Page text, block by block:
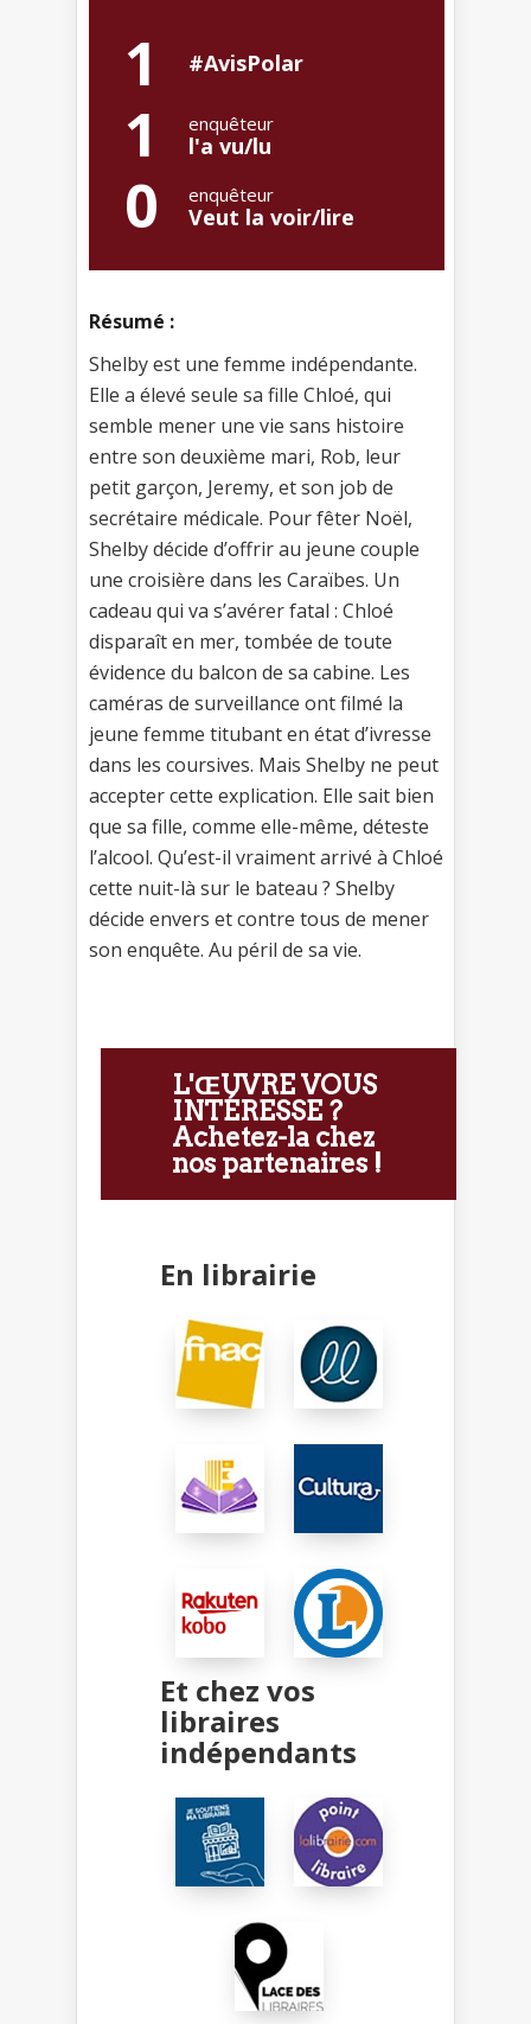
1 #AvisPolar
1 enquêteur
l'a vu/lu
0 enquêteur
Veut la voir/lire
Résumé :
Shelby est une femme indépendante.
Elle a élevé seule sa fille Chloé, qui
semble mener une vie sans histoire
entre son deuxième mari, Rob, leur
petit garçon, Jeremy, et son job de
secrétaire médicale. Pour fêter Noël,
Shelby décide d’offrir au jeune couple
une croisière dans les Caraïbes. Un
cadeau qui va s’avérer fatal : Chloé
disparaît en mer, tombée de toute
évidence du balcon de sa cabine. Les
caméras de surveillance ont filmé la
jeune femme titubant en état d’ivresse
dans les coursives. Mais Shelby ne peut
accepter cette explication. Elle sait bien
que sa fille, comme elle-même, déteste
l’alcool. Qu’est-il vraiment arrivé à Chloé
cette nuit-là sur le bateau ? Shelby
décide envers et contre tous de mener
son enquête. Au péril de sa vie.
L'ŒUVRE VOUS
INTÉRESSE ?
Achetez-la chez
nos partenaires !
En librairie
Et chez vos
libraires
indépendants